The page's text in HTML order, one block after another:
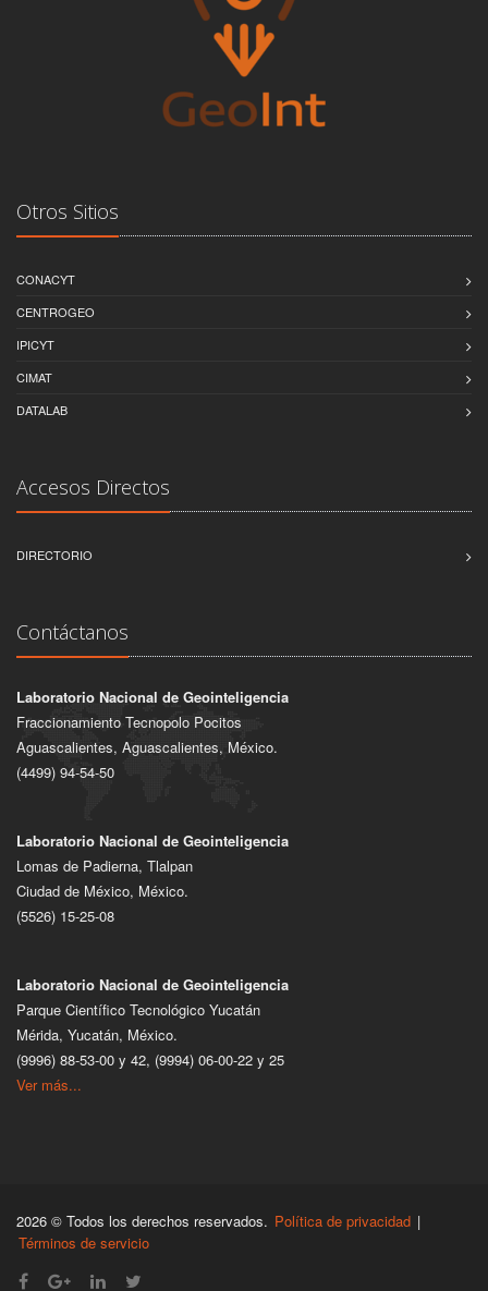
Otros Sitios
CONACYT
CENTROGEO
IPICYT
CIMAT
DATALAB
Accesos Directos
DIRECTORIO
Contáctanos
Laboratorio Nacional de Geointeligencia
Fraccionamiento Tecnopolo Pocitos
Aguascalientes, Aguascalientes, México.
(4499) 94-54-50
Laboratorio Nacional de Geointeligencia
Lomas de Padierna, Tlalpan
Ciudad de México, México.
(5526) 15-25-08
Laboratorio Nacional de Geointeligencia
Parque Científico Tecnológico Yucatán
Mérida, Yucatán, México.
(9996) 88-53-00 y 42, (9994) 06-00-22 y 25
Ver más...
2026 © Todos los derechos reservados. Política de privacidad |
Términos de servicio